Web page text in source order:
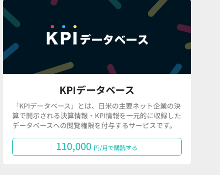
KPIデータベース
「KPIデータベース」とは、日米の主要ネット企業の決
算で開示される決算情報・KPI情報を一元的に収録した
データベースへの閲覧権限を付与するサービスです。
110,000 円/月で購読する